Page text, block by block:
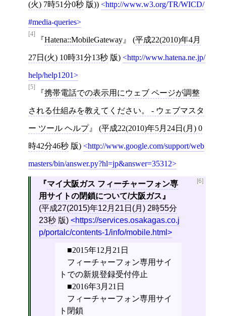
(火) 7時51分0秒 版)) http://www.w3.org/TR/WICD/
#media-queries
[4]
Hatena::MobileGateway (平成22(2010)年4月
27日(火) 10時31分13秒 版) http://www.hatena.ne.jp/
help/help1201
[5]
携帯電話での表示用にウェブ ページが調整
される仕組みを教えてください。 - ウェブマスタ
ー ツール ヘルプ (平成22(2010)年5月24日(月) 0
時42分46秒 版) http://www.google.com/support/web
masters/bin/answer.py?hl=jp&answer=35312
[6]
マイ大阪ガス フィーチャーフォン専
用サイトの閉鎖について/大阪ガス
(平成27(2015)年12月21日(月) 2時55分
23秒版)
https://services.osakagas.co.j
p/portalc/contents-1/info/mobile.html
■2015年12月21日
フィーチャーフォン専用サイ
トでの新規登録受付停止
■2016年3月21日
フィーチャーフォン専用サイ
ト閉鎖